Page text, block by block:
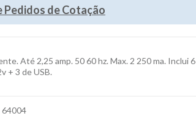
Pedidos de Cotação
Até 2,25 amp. 50 60 hz. Max. 2 250 ma. Inclui 6
+ 3 de USB.
64004